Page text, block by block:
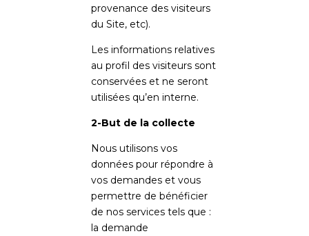
provenance des visiteurs
du Site, etc).
Les informations relatives
au profil des visiteurs sont
conservées et ne seront
utilisées qu’en interne.
2-But de la collecte
Nous utilisons vos
données pour répondre à
vos demandes et vous
permettre de bénéficier
de nos services tels que :
la demande